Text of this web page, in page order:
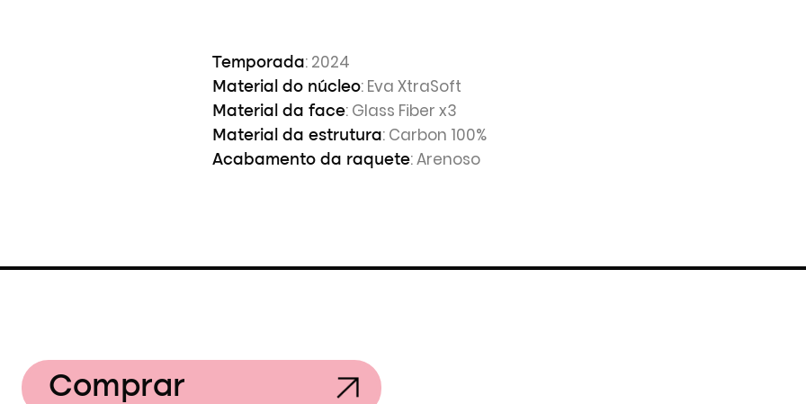
Temporada: 2024
Material do núcleo: Eva XtraSoft
Material da face: Glass Fiber x3
Material da estrutura: Carbon 100%
Acabamento da raquete: Arenoso
Comprar